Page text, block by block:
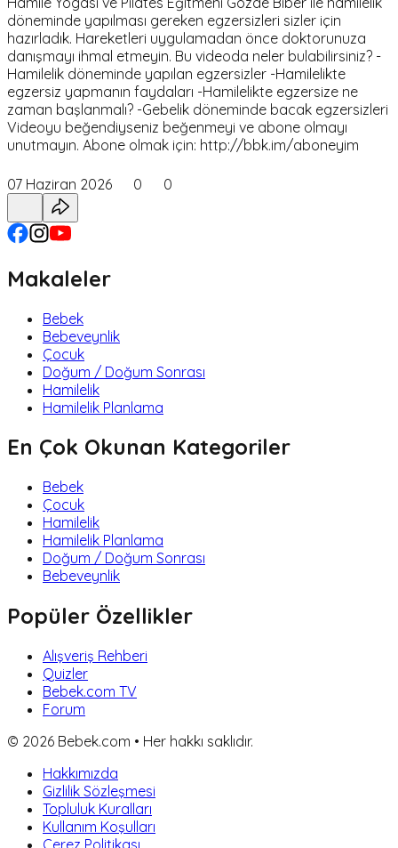
döneminde yapılması gereken egzersizleri sizler için
hazırladık. Hareketleri uygulamadan önce doktorunuza
danışmayı ihmal etmeyin. Bu videoda neler bulabilirsiniz? -
Hamilelik döneminde yapılan egzersizler -Hamilelikte
egzersiz yapmanın faydaları -Hamilelikte egzersize ne
zaman başlanmalı? -Gebelik döneminde bacak egzersizleri
Videoyu beğendiyseniz beğenmeyi ve abone olmayı
unutmayın. Abone olmak için: http://bbk.im/aboneyim
07 Haziran 2026 0 0
Makaleler
Bebek
Bebeveynlik
Çocuk
Doğum / Doğum Sonrası
Hamilelik
Hamilelik Planlama
En Çok Okunan Kategoriler
Bebek
Çocuk
Hamilelik
Hamilelik Planlama
Doğum / Doğum Sonrası
Bebeveynlik
Popüler Özellikler
Alışveriş Rehberi
Quizler
Bebek.com TV
Forum
© 2026 Bebek.com • Her hakkı saklıdır.
Hakkımızda
Gizlilik Sözleşmesi
Topluluk Kuralları
Kullanım Koşulları